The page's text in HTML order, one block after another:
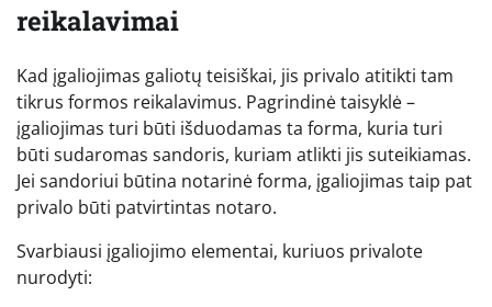
reikalavimai
Kad įgaliojimas galiotų teisiškai, jis privalo atitikti tam
tikrus formos reikalavimus. Pagrindinė taisyklė –
įgaliojimas turi būti išduodamas ta forma, kuria turi
būti sudaromas sandoris, kuriam atlikti jis suteikiamas.
Jei sandoriui būtina notarinė forma, įgaliojimas taip pat
privalo būti patvirtintas notaro.
Svarbiausi įgaliojimo elementai, kuriuos privalote
nurodyti: